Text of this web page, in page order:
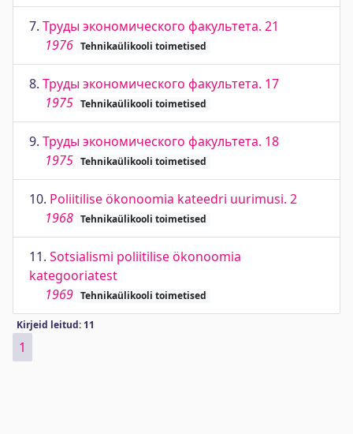
7. Труды экономического факультета. 21
1976 Tehnikaülikooli toimetised
8. Труды экономического факультета. 17
1975 Tehnikaülikooli toimetised
9. Труды экономического факультета. 18
1975 Tehnikaülikooli toimetised
10. Poliitilise ökonoomia kateedri uurimusi. 2
1968 Tehnikaülikooli toimetised
11. Sotsialismi poliitilise ökonoomia
kategooriatest
1969 Tehnikaülikooli toimetised
Kirjeid leitud: 11
1